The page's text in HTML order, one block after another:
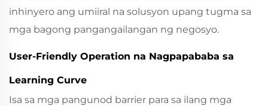
inhinyero ang umiiral na solusyon upang tugma sa
mga bagong pangangailangan ng negosyo.
User-Friendly Operation na Nagpapababa sa
Learning Curve
Isa sa mga pangunod barrier para sa ilang mga